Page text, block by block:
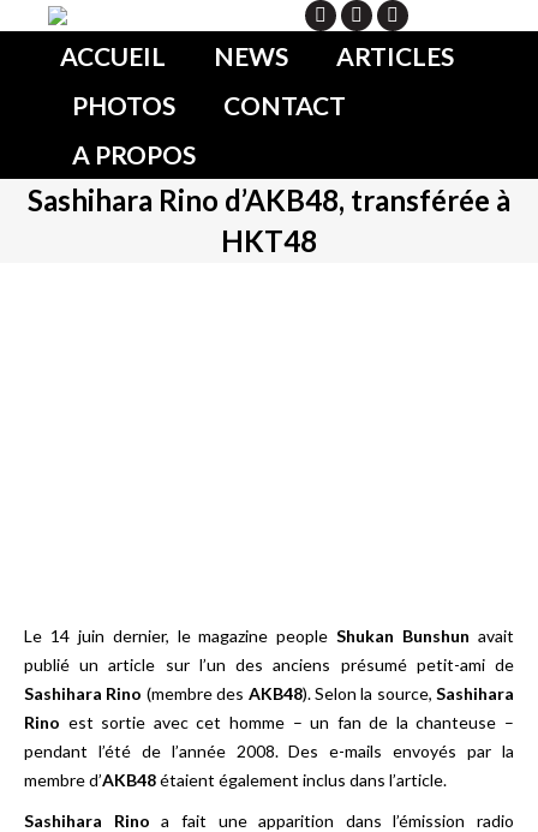
ACCUEIL NEWS
ARTICLES
PHOTOS
CONTACT
A PROPOS
Sashihara Rino d’AKB48, transférée à
HKT48
Le 14 juin dernier, le magazine peopleShukan Bunshun avait
publié un article sur l’un des anciens présumé petit-ami de
Sashihara Rino (membre des AKB48). Selon la source, Sashihara
Rino est sortie avec cet homme – un fan de la chanteuse –
pendant l’été de l’année 2008. Des e-mails envoyés par la
membre d’AKB48étaient également inclus dans l’article.
Sashihara Rino a fait une apparition dans l’émission radio